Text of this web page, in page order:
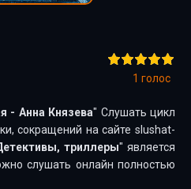
1 голос
- Анна Князева" Слушать цикл
сокращений на сайте slushat-
триллеры" является
слушать онлайн полностью